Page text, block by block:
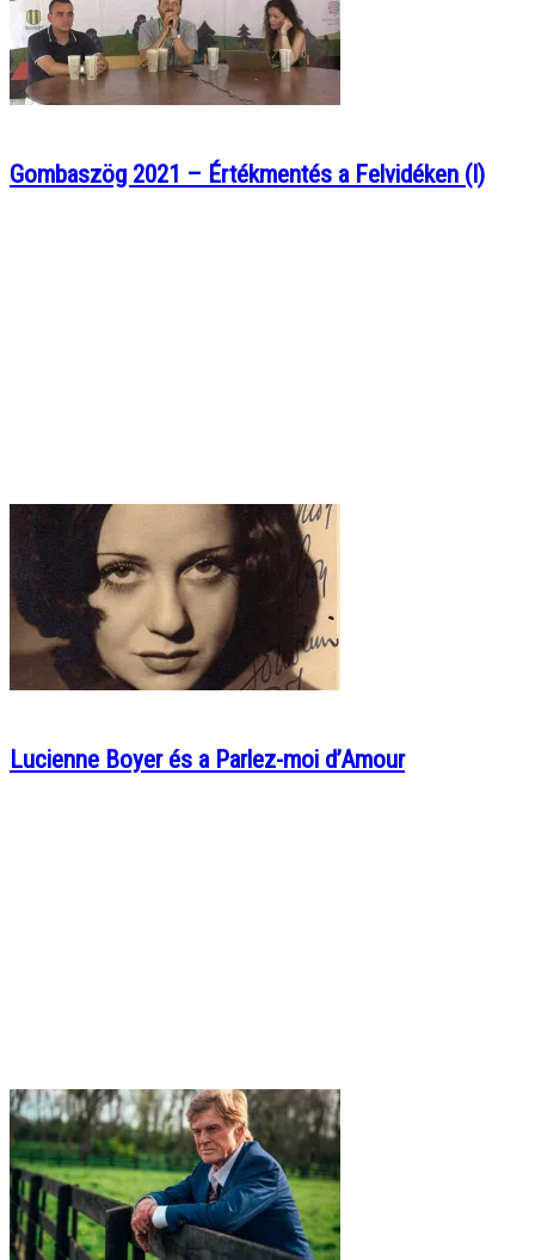
Gombaszög 2021 – Értékmentés a Felvidéken (I)
Lucienne Boyer és a Parlez-moi d’Amour